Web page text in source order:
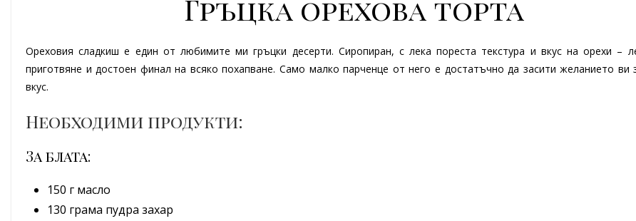
Гръцка орехова торта
Ореховия сладкиш е един от любимите ми гръцки десерти. Сиропиран, с лека пореста текстура и вкус на орехи –
приготвяне и достоен финал на всяко похапване. Само малко парченце от него е достатъчно да засити желанието ви
вкус.
Необходими продукти:
За блата:
150 г масло
130 грама пудра захар